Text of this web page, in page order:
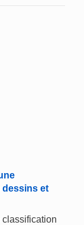
et
classification